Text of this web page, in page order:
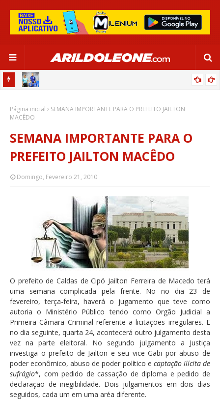
SALVADOR
Página inicial
SEMANA IMPORTANTE PARA O PREFEITO JAILTON
MACÊDO
SEMANA IMPORTANTE PARA O
PREFEITO JAILTON MACÊDO
Domingo, Fevereiro 21, 2010
O prefeito de Caldas de Cipó Jailton Ferreira de Macedo terá
uma semana complicada pela frente. No no dia 23 de
fevereiro, terça-feira, haverá o jugamento que teve como
autoria o Ministério Público tendo como Orgão Judicial a
Primeira Câmara Criminal referente a licitações irregulares. E
no dia seguinte, quarta 24, acontecerá outro julgamento desta
vez na parte eleitoral. No segundo julgamento a Justiça
investiga o prefeito de Jailton e seu vice Gabi por abuso de
poder econômico, abuso de poder político e captação ilícita de
sufrágio*, com pedido de cassação de diploma e pedido de
declaração de inegibilidade. Dois julgamentos em dois dias
seguidos, cada um em uma aréa diferente.